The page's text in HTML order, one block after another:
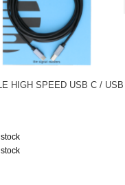
HIGH SPEED USB C / USB